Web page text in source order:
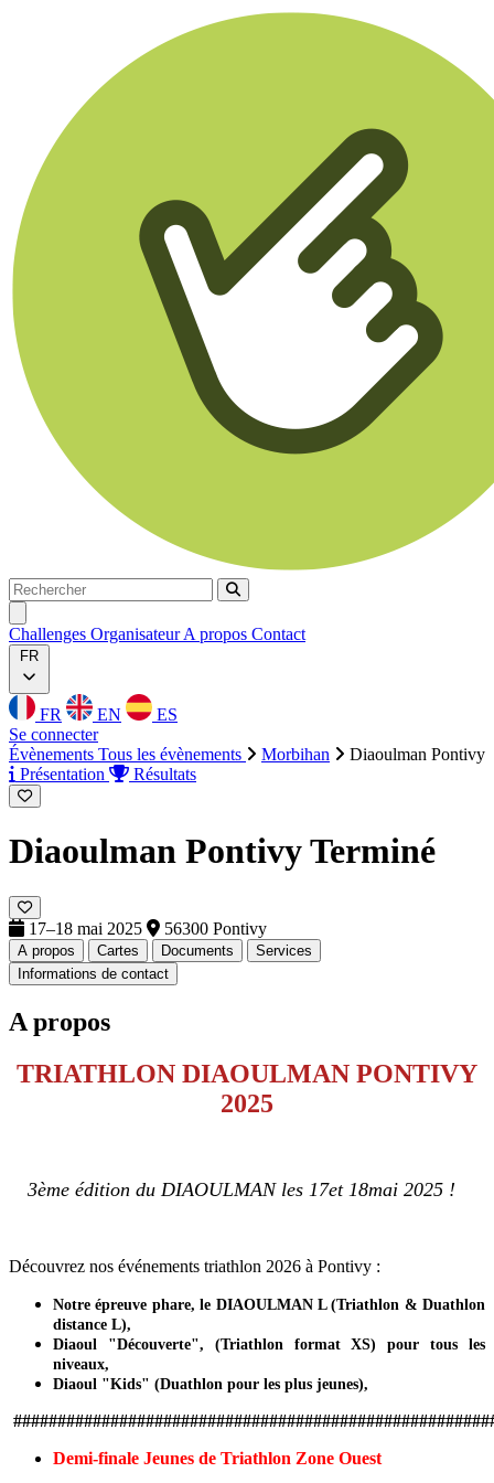
Rechercher
Rechercher
Challenges OrganisateurA propos Contact
FR
FR EN
ES
Se connecter
Évènements Tous les évènements Morbihan
Diaoulman Pontivy
Présentation
Résultats
Diaoulman PontivyTerminé
17–18 mai 2025 56300 Pontivy
A propos Cartes Documents
Services
Informations de contact
A propos
TRIATHLON DIAOULMAN PONTIVY
2025
3ème édition du DIAOULMAN les 17et 18mai 2025 !
Découvrez nos événements triathlon 2026 à Pontivy :
Notre épreuve phare, le DIAOULMAN L (Triathlon & Duathlon
distance L),
Diaoul "Découverte", (Triathlon format XS) pour tous les
niveaux,
Diaoul "Kids" (Duathlon pour les plus jeunes),
Demi-finale Jeunes de Triathlon Zone Ouest